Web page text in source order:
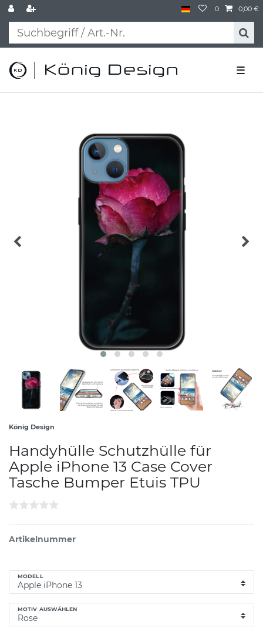
0 0,00 €
☰
König Design
Handyhülle Schutzhülle für
Apple iPhone 13 Case Cover
Tasche Bumper Etuis TPU
Artikelnummer
MODELL
MOTIV AUSWÄHLEN